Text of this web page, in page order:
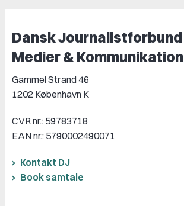
Dansk Journalistforbund
Medier & Kommunikation
Gammel Strand 46
1202 København K
CVR nr.: 59783718
EAN nr.: 5790002490071
Kontakt DJ
Book samtale